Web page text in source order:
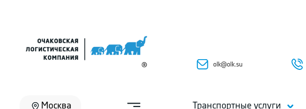
olk@olk.su
Москва Транспортные услуги